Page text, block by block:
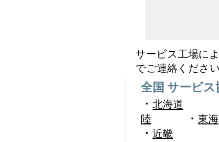
サービス工場に
でご連絡くださ
全国 サービス
・ 北海道
陸 ・ 東海
・ 近畿